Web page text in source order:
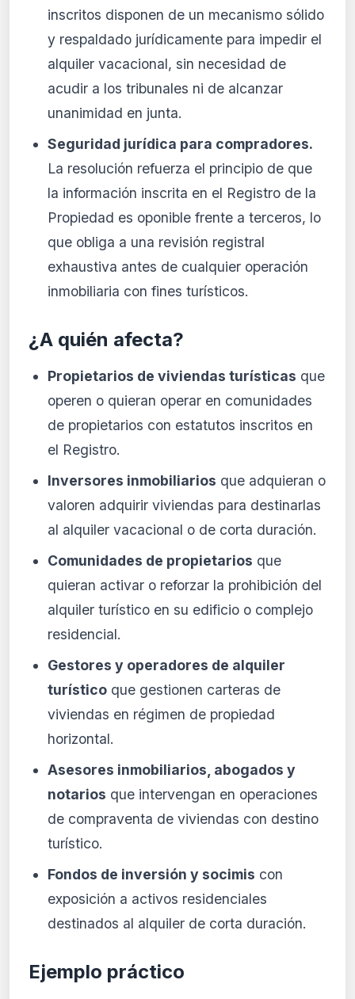
inscritos disponen de un mecanismo sólido
y respaldado jurídicamente para impedir el
alquiler vacacional, sin necesidad de
acudir a los tribunales ni de alcanzar
unanimidad en junta.
Seguridad jurídica para compradores.
La resolución refuerza el principio de que
la información inscrita en el Registro de la
Propiedad es oponible frente a terceros, lo
que obliga a una revisión registral
exhaustiva antes de cualquier operación
inmobiliaria con fines turísticos.
¿A quién afecta?
Propietarios de viviendas turísticas que
operen o quieran operar en comunidades
de propietarios con estatutos inscritos en
el Registro.
Inversores inmobiliarios que adquieran o
valoren adquirir viviendas para destinarlas
al alquiler vacacional o de corta duración.
Comunidades de propietarios que
quieran activar o reforzar la prohibición del
alquiler turístico en su edificio o complejo
residencial.
Gestores y operadores de alquiler
turístico que gestionen carteras de
viviendas en régimen de propiedad
horizontal.
Asesores inmobiliarios, abogados y
notarios que intervengan en operaciones
de compraventa de viviendas con destino
turístico.
Fondos de inversión y socimis con
exposición a activos residenciales
destinados al alquiler de corta duración.
Ejemplo práctico